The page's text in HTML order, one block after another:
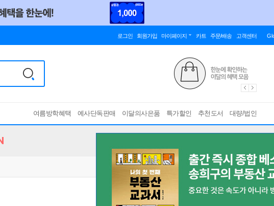
로그인 회원가입 마이페이지 카트 주문/배송 고객센터
여름방학혜택 예사단독판매 이달의사은품 특가할인 추천도서 대량/법인